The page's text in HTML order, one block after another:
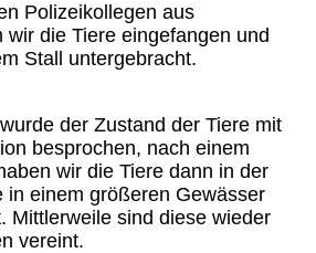
Polizeikollegen aus
wir die Tiere eingefangen und
Stall untergebracht.
der Zustand der Tiere mit
besprochen, nach einem
wir die Tiere dann in der
in einem größeren Gewässer
Mittlerweile sind diese wieder
vereint.